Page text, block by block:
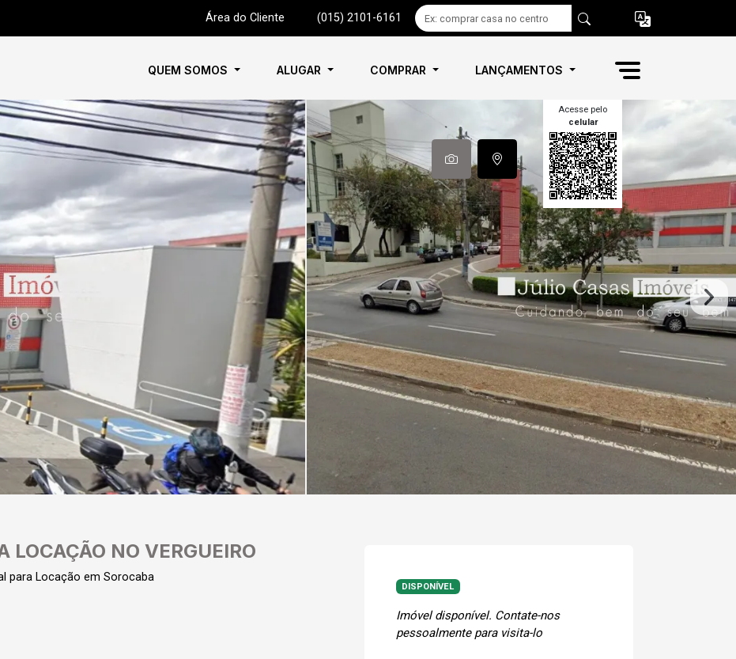
Área do Cliente (015) 2101-6161
QUEM SOMOS ALUGAR COMPRAR LANÇAMENTOS
Acesse pelo
celular
LOCAÇÃO NO VERGUEIRO
para Locação em Sorocaba
DISPONÍVEL
Imóvel disponível. Contate-nos
pessoalmente para visita-lo